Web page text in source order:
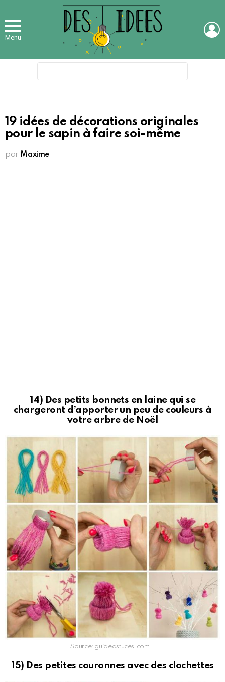
Menu
19 idées de décorations originales
pour le sapin à faire soi-même
par Maxime
14) Des petits bonnets en laine qui se
chargeront d’apporter un peu de couleurs à
votre arbre de Noël
Source: guideastuces.com
15) Des petites couronnes avec des clochettes